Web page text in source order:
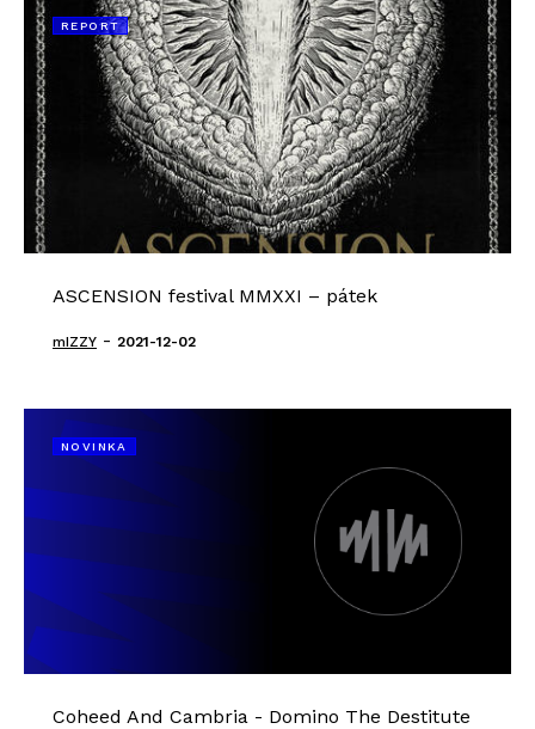
REPORT
ASCENSION festival MMXXI – pátek
mIZZY - 2021-12-02
NOVINKA
Coheed And Cambria - Domino The Destitute